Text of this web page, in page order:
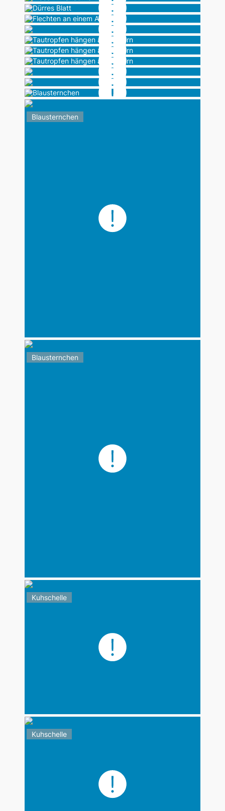
Moos in Nahaufnahme
Dürres Blatt
Flechten an einem Ast
Tautropfen hängen an Blättern
Tautropfen hängen an Blättern
Tautropfen hängen an Blättern
Blausternchen
Blausternchen
Blausternchen
Kuhschelle
Kuhschelle